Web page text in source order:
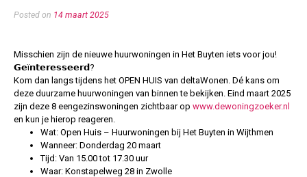
Posted on 14 maart 2025
Misschien zijn de nieuwe huurwoningen in Het Buyten iets voor jou!
𝗚𝗲ï𝗻𝘁𝗲𝗿𝗲𝘀𝘀𝗲𝗲𝗿𝗱?
Kom dan langs tijdens het OPEN HUIS van deltaWonen. Dé kans om
deze duurzame huurwoningen van binnen te bekijken. Eind maart 2025
zijn deze 8 eengezinswoningen zichtbaar op www.dewoningzoeker.nl
en kun je hierop reageren.
Wat: Open Huis – Huurwoningen bij Het Buyten in Wijthmen
Wanneer: Donderdag 20 maart
Tijd: Van 15.00 tot 17.30 uur
Waar: Konstapelweg 28 in Zwolle